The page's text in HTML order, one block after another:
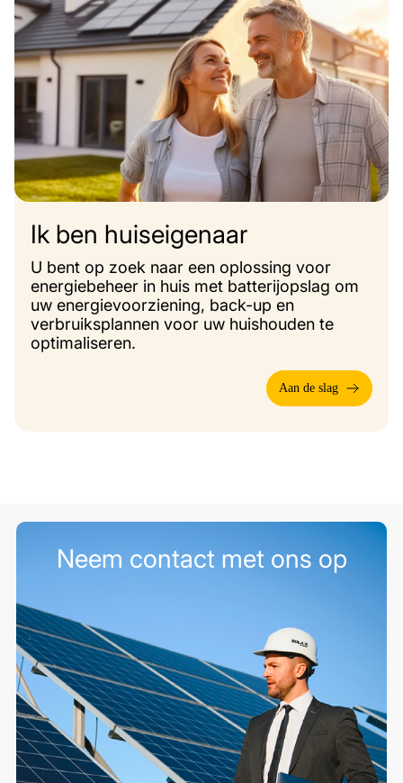
Ik ben huiseigenaar
U bent op zoek naar een oplossing voor
energiebeheer in huis met batterijopslag om
uw energievoorziening, back-up en
verbruiksplannen voor uw huishouden te
optimaliseren.
Aan de slag
Neem contact met ons op